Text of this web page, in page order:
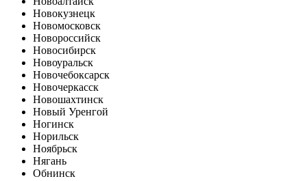
Новокузнецк
Новомосковск
Новороссийск
Новосибирск
Новоуральск
Новочебоксарск
Новочеркасск
Новошахтинск
Новый Уренгой
Ногинск
Норильск
Ноябрьск
Нягань
Обнинск